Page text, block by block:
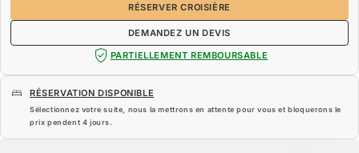
RÉSERVER CROISIÈRE
DEMANDEZ UN DEVIS
PARTIELLEMENT REMBOURSABLE
RÉSERVATION DISPONIBLE
Sélectionnez votre suite, nous la mettrons en attente pour vous et bloquerons le
prix pendent 4 jours.